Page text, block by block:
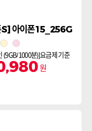
S] 아이폰15_256G
옐로
핑크
(9GB/1000분)]요금제 기준
원